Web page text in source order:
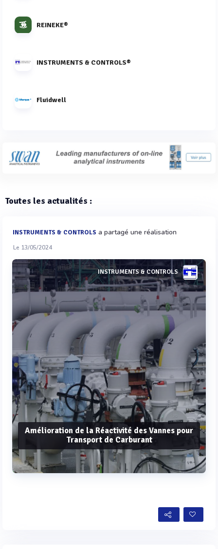
REINEKE®
INSTRUMENTS & CONTROLS®
Fluidwell
Toutes les actualités :
INSTRUMENTS & CONTROLS a partagé une réalisation
Le 13/05/2024
INSTRUMENTS & CONTROLS
Amélioration de la Réactivité des Vannes pour
Transport de Carburant